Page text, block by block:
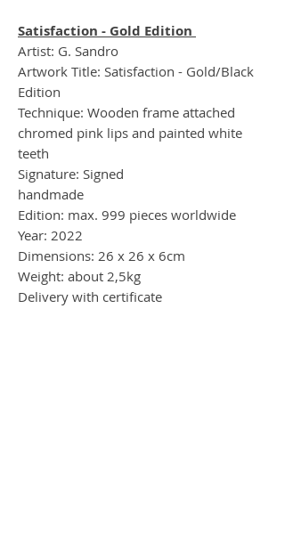
Satisfaction - Gold Edition
Artist: G. Sandro
Artwork Title: Satisfaction - Gold/Black
Edition
Technique: Wooden frame attached
chromed pink lips and painted white
teeth
Signature: Signed
handmade
Edition: max. 999 pieces worldwide
Year: 2022
Dimensions: 26 x 26 x 6cm
Weight: about 2,5kg
Delivery with certificate